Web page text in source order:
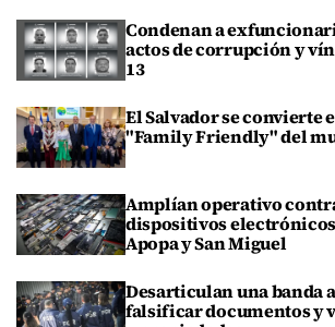
Condenan a
actos de corrupción y
13
El Salvador se convierte
"Family Friendly" del
Amplían operativo
dispositivos
Apopa y San Miguel
Desarticulan una banda
falsificar documentos y